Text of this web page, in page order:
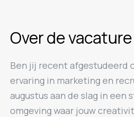
Over de vacature
Ben jij recent afgestudeerd
ervaring in marketing en
augustus aan de slag in een
omgeving waar jouw